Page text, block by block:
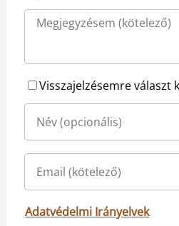
Visszajelzésemre választ
Adatvédelmi Irányelvek